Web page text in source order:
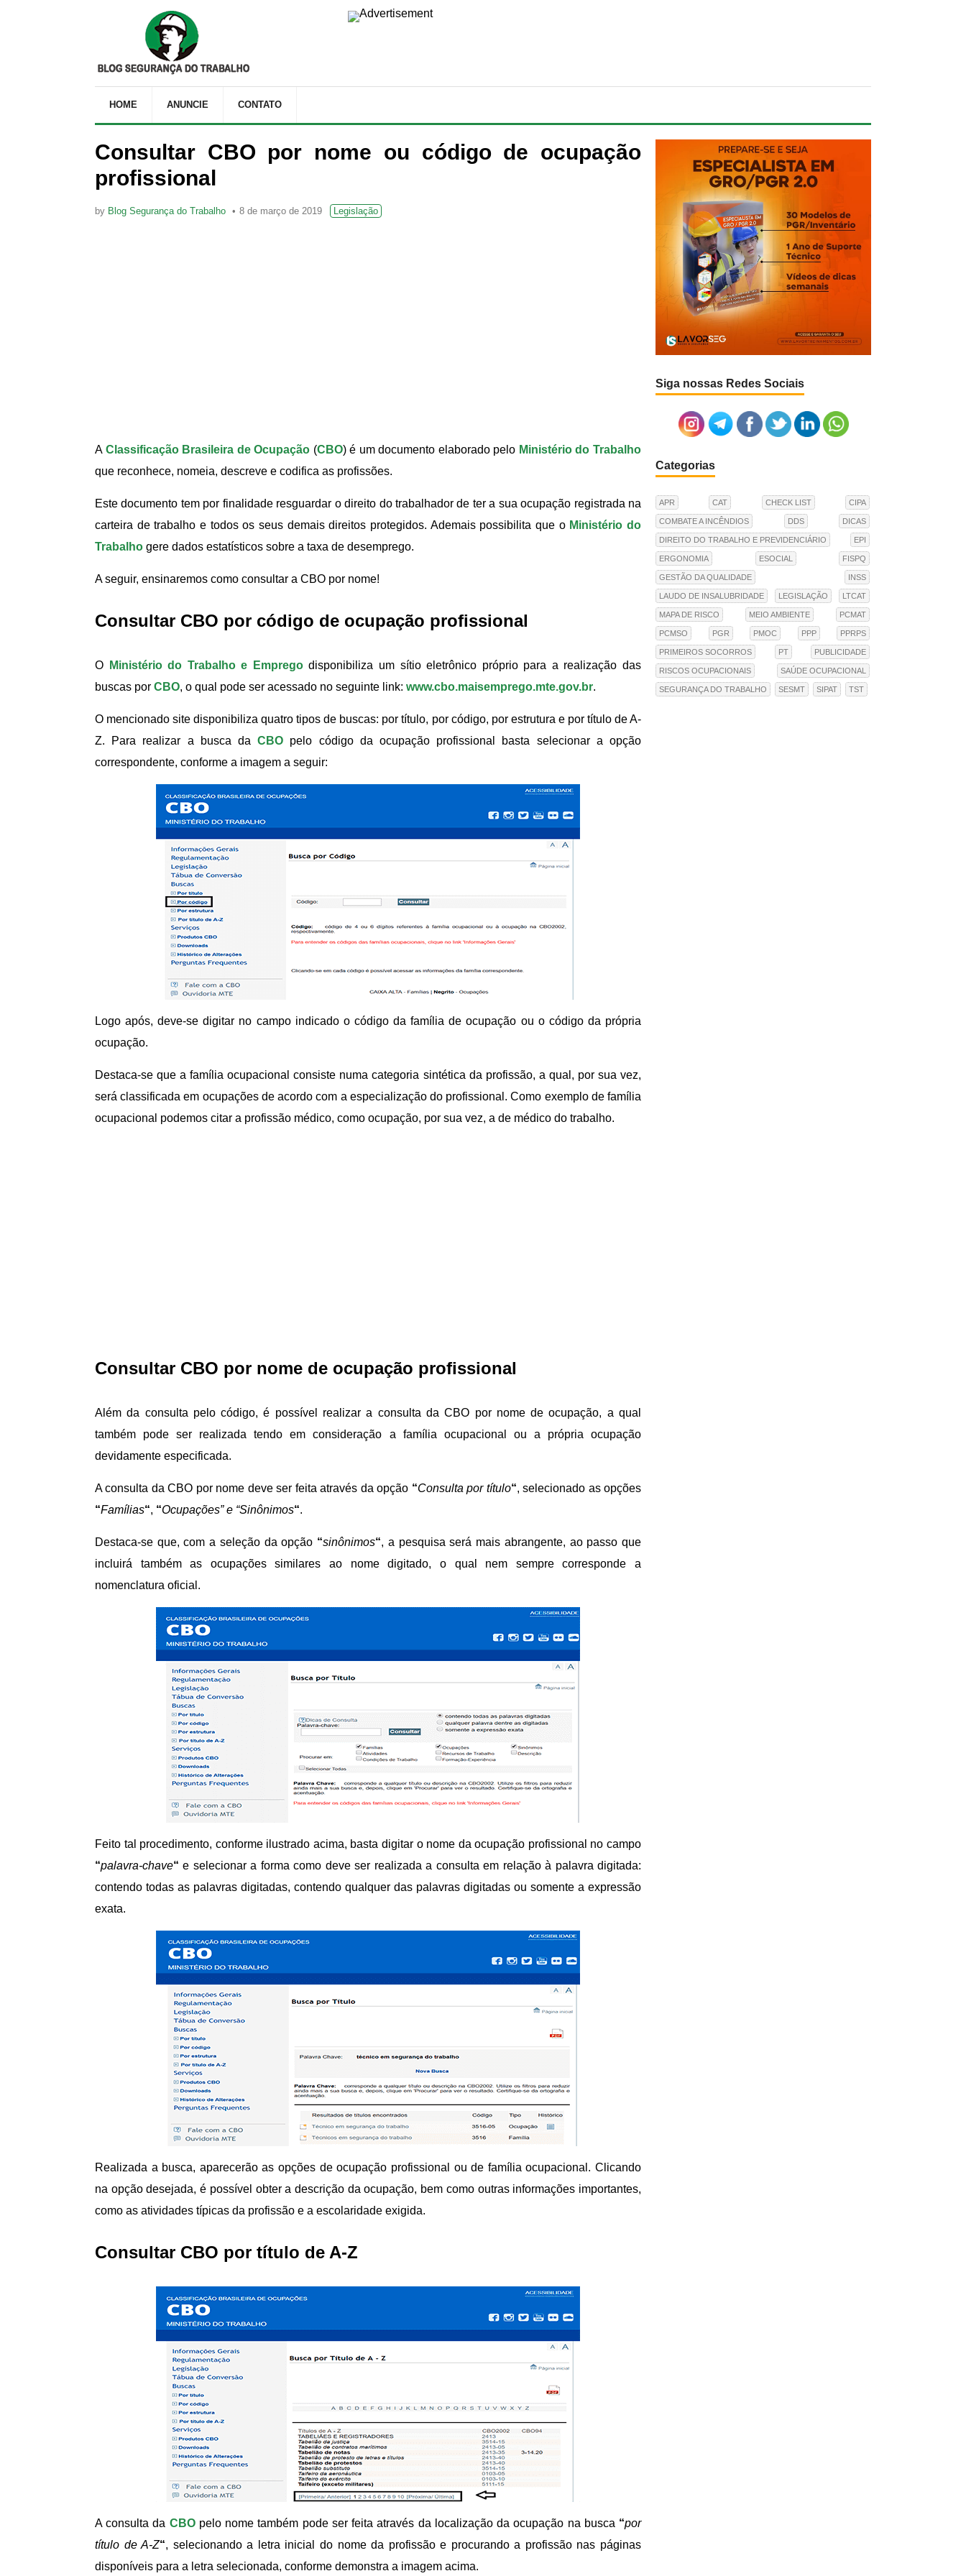
HOME ANUNCIE CONTATO
Consultar CBO por nome ou código de ocupação
profissional
by Blog Segurança do Trabalho 8 de março de 2019 Legislação
A Classificação Brasileira de Ocupação (CBO) é um documento elaborado pelo Ministério do Trabalho
que reconhece, nomeia, descreve e codifica as profissões.
Este documento tem por finalidade resguardar o direito do trabalhador de ter a sua ocupação registrada na
carteira de trabalho e todos os seus demais direitos protegidos. Ademais possibilita que o Ministério do
Trabalho gere dados estatísticos sobre a taxa de desemprego.
A seguir, ensinaremos como consultar a CBO por nome!
Consultar CBO por código de ocupação profissional
O Ministério do Trabalho e Empregodisponibiliza um sítio eletrônico próprio para a realização das
buscas por CBO, o qual pode ser acessado no seguinte link: www.cbo.maisemprego.mte.gov.br.
O mencionado site disponibiliza quatro tipos de buscas: por título, por código, por estrutura e por título de A-
Z. Para realizar a busca daCBO pelo código da ocupação profissional basta selecionar a opção
correspondente, conforme a imagem a seguir:
Logo após, deve-se digitar no campo indicado o código da família de ocupação ou o código da própria
ocupação.
Destaca-se que a família ocupacional consiste numa categoria sintética da profissão, a qual, por sua vez,
será classificada em ocupações de acordo com a especialização do profissional. Como exemplo de família
ocupacional podemos citar a profissão médico, como ocupação, por sua vez, a de médico do trabalho.
Consultar CBO por nome de ocupação profissional
Além da consulta pelo código, é possível realizar a consulta da CBO por nome de ocupação, a qual
também pode ser realizada tendo em consideração a família ocupacional ou a própria ocupação
devidamente especificada.
A consulta da CBO por nome deve ser feita através da opção “Consulta por título“, selecionado as opções
“Famílias“, “Ocupações” e “Sinônimos“.
Destaca-se que, com a seleção da opção “sinônimos“, a pesquisa será mais abrangente, ao passo que
incluirá também as ocupações similares ao nome digitado, o qual nem sempre corresponde a
nomenclatura oficial.
Feito tal procedimento, conforme ilustrado acima, basta digitar o nome da ocupação profissional no campo
“palavra-chave“ e selecionar a forma como deve ser realizada a consulta em relação à palavra digitada:
contendo todas as palavras digitadas, contendo qualquer das palavras digitadas ou somente a expressão
exata.
Realizada a busca, aparecerão as opções de ocupação profissional ou de família ocupacional. Clicando
na opção desejada, é possível obter a descrição da ocupação, bem como outras informações importantes,
como as atividades típicas da profissão e a escolaridade exigida.
Consultar CBO por título de A-Z
A consulta da CBOpelo nome também pode ser feita através da localização da ocupação na busca “por
título de A-Z“, selecionando a letra inicial do nome da profissão e procurando a profissão nas páginas
disponíveis para a letra selecionada, conforme demonstra a imagem acima.
Siga nossas Redes Sociais
Categorias
APR CAT CHECK LIST CIPA
COMBATE A INCÊNDIOS DDS DICAS
DIREITO DO TRABALHO E PREVIDENCIÁRIO EPI
ERGONOMIA ESOCIAL FISPQ
GESTÃO DA QUALIDADE INSS
LAUDO DE INSALUBRIDADE LEGISLAÇÃO LTCAT
MAPA DE RISCO MEIO AMBIENTE PCMAT
PCMSO PGR PMOC PPP PPRPS
PRIMEIROS SOCORROS PT PUBLICIDADE
RISCOS OCUPACIONAIS SAÚDE OCUPACIONAL
SEGURANÇA DO TRABALHO SESMT SIPAT TST